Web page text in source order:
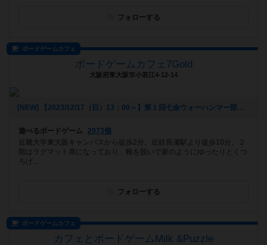
フォローする
ボードゲームカフェ
ボードゲームカフェ7Gold
大阪府東大阪市小若江4-12-14
[NEW] 【2023/12/17（日）13：00～】第１回七金ウォーハンマー部（2023年12月06日 16時25分）
遊べるボードゲーム
2073個
近畿大学東大阪キャンパスから徒歩2分。近鉄長瀬駅より徒歩10分。２
階はラグマット席になっており、靴を脱いで家のようにゆったりとくつ
ろげ...
フォローする
ボードゲームカフェ
カフェとボードゲームMilk &Puzzle